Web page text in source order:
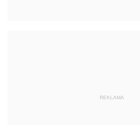
REKLAMA